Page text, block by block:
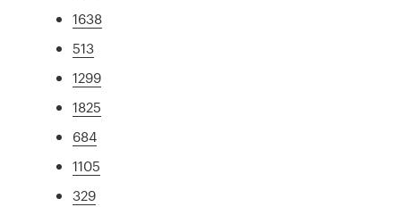
1638
513
1299
1825
684
1105
329